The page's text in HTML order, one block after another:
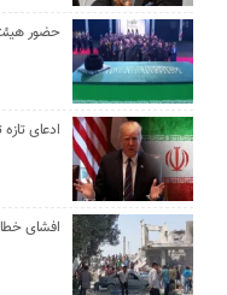
حضور
ادعای
افشای